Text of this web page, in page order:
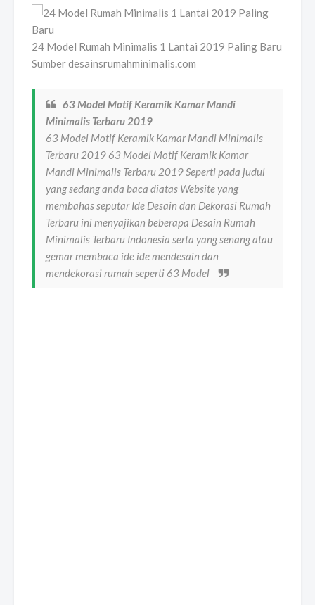
24 Model Rumah Minimalis 1 Lantai 2019 Paling Baru
Sumber desainsrumahminimalis.com
63 Model Motif Keramik Kamar Mandi
Minimalis Terbaru 2019
63 Model Motif Keramik Kamar Mandi Minimalis
Terbaru 2019 63 Model Motif Keramik Kamar
Mandi Minimalis Terbaru 2019 Seperti pada judul
yang sedang anda baca diatas Website yang
membahas seputar Ide Desain dan Dekorasi Rumah
Terbaru ini menyajikan beberapa Desain Rumah
Minimalis Terbaru Indonesia serta yang senang atau
gemar membaca ide ide mendesain dan
mendekorasi rumah seperti 63 Model